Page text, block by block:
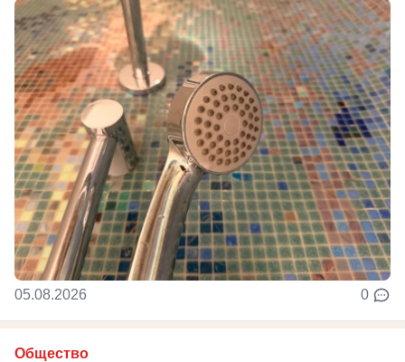
05.08.2026 0
Общество